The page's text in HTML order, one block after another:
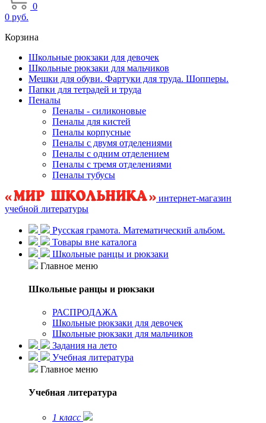
0
0 руб.
Корзина
Школьные рюкзаки для девочек
Школьные рюкзаки для мальчиков
Мешки для обуви. Фартуки для труда. Шопперы.
Папки для тетрадей и труда
Пеналы
Пеналы - силиконовые
Пеналы для кистей
Пеналы корпусные
Пеналы с двумя отделениями
Пеналы с одним отделением
Пеналы с тремя отделениями
Пеналы тубусы
интернет-магазин
учебной литературы
Русская грамота. Математический альбом.
Товары вне каталога
Школьные ранцы и рюкзаки
Главное меню
Школьные ранцы и рюкзаки
РАСПРОДАЖА
Школьные рюкзаки для девочек
Школьные рюкзаки для мальчиков
Задания на лето
Учебная литература
Главное меню
Учебная литература
1 класс